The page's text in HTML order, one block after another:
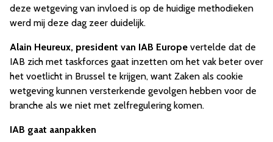
deze wetgeving van invloed is op de huidige methodieken
werd mij deze dag zeer duidelijk.
Alain Heureux, president van IAB Europe vertelde dat de
IAB zich met taskforces gaat inzetten om het vak beter over
het voetlicht in Brussel te krijgen, want Zaken als cookie
wetgeving kunnen versterkende gevolgen hebben voor de
branche als we niet met zelfregulering komen.
IAB gaat aanpakken